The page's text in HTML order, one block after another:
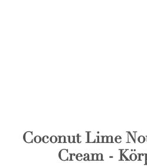
Coconut Lime
Cream -